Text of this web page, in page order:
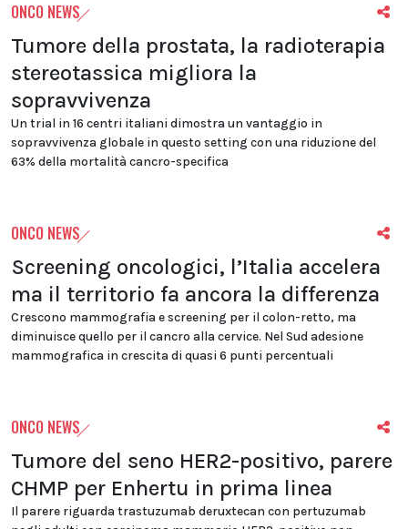
ONCO NEWS
Tumore della prostata, la radioterapia
stereotassica migliora la
sopravvivenza
Un trial in 16 centri italiani dimostra un vantaggio in
sopravvivenza globale in questo setting con una riduzione del
63% della mortalità cancro-specifica
ONCO NEWS
Screening oncologici, l’Italia accelera
ma il territorio fa ancora la differenza
Crescono mammografia e screening per il colon-retto, ma
diminuisce quello per il cancro alla cervice. Nel Sud adesione
mammografica in crescita di quasi 6 punti percentuali
ONCO NEWS
Tumore del seno HER2-positivo, parere
CHMP per Enhertu in prima linea
Il parere riguarda trastuzumab deruxtecan con pertuzumab